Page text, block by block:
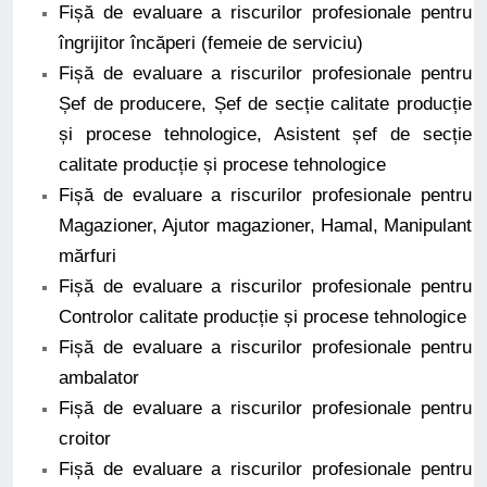
Fișă de evaluare a riscurilor profesionale pentru
îngrijitor încăperi (femeie de serviciu)
Fișă de evaluare a riscurilor profesionale pentru
Șef de producere, Șef de secție calitate producție
și procese tehnologice, Asistent șef de secție
calitate producție și procese tehnologice
Fișă de evaluare a riscurilor profesionale pentru
Magazioner, Ajutor magazioner, Hamal, Manipulant
mărfuri
Fișă de evaluare a riscurilor profesionale pentru
Controlor calitate producție și procese tehnologice
Fișă de evaluare a riscurilor profesionale pentru
ambalator
Fișă de evaluare a riscurilor profesionale pentru
croitor
Fișă de evaluare a riscurilor profesionale pentru